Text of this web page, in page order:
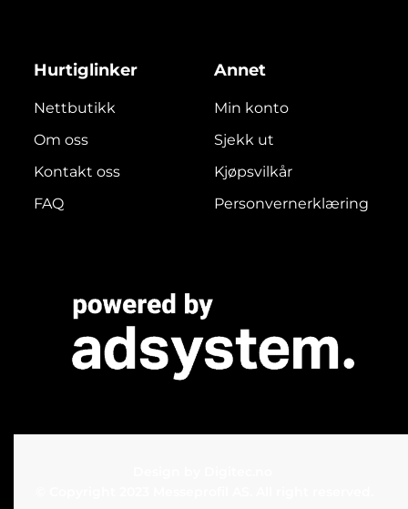
Hurtiglinker
Nettbutikk
Om oss
Kontakt oss
FAQ
Annet
Min konto
Sjekk ut
Kjøpsvilkår
Personvernerklæring